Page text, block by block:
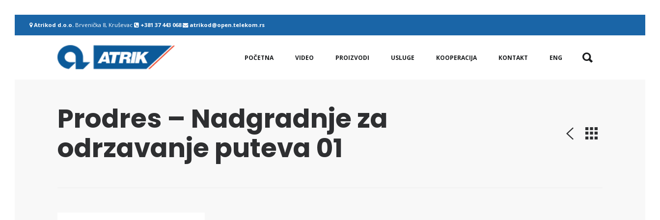
Atrikod d.o.o. Brvenička 8, Kruševac +381 37 443 068 atrikod@open.telekom.rs
POČETNA VIDEO PROIZVODI USLUGE KOOPERACIJA KONTAKT ENG
Prodres – Nadgradnje za
odrzavanje puteva 01